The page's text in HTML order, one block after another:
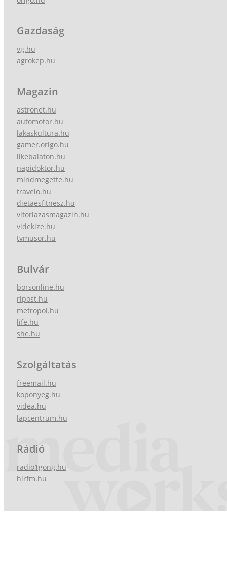
Gazdaság
vg.hu
agrokep.hu
Magazin
astronet.hu
automotor.hu
lakaskultura.hu
gamer.origo.hu
likebalaton.hu
napidoktor.hu
mindmegette.hu
travelo.hu
dietaesfitnesz.hu
vitorlazasmagazin.hu
videkize.hu
tvmusor.hu
Bulvár
borsonline.hu
ripost.hu
metropol.hu
life.hu
she.hu
Szolgáltatás
freemail.hu
koponyeg.hu
videa.hu
lapcentrum.hu
Rádió
radio1gong.hu
hirfm.hu